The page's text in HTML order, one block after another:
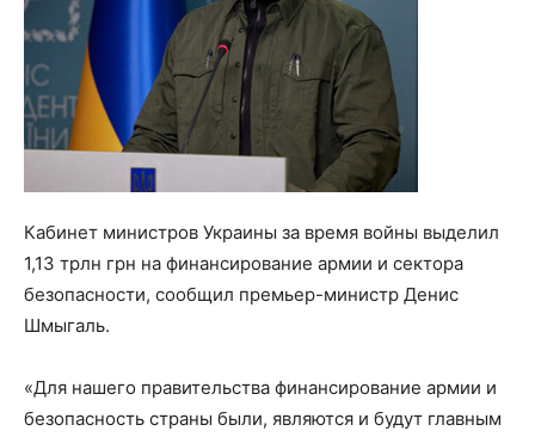
Кабинет министров Украины за время войны выделил
1,13 трлн грн на финансирование армии и сектора
безопасности, сообщил премьер-министр Денис
Шмыгаль.
«Для нашего правительства финансирование армии и
безопасность страны были, являются и будут главным